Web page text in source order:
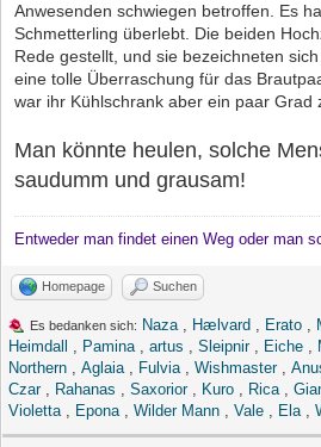
Anwesenden schwiegen betroffen. Es
Schmetterling überlebt. Die beiden
Rede gestellt, und sie bezeichneten
eine tolle Überraschung für das
war ihr Kühlschrank aber ein paar Grad
Man könnte heulen, solche
saudumm und grausam!
Entweder man findet einen Weg oder man
Homepage Suchen
Es bedanken sich: Naza, Hælvard , Erato ,
Heimdall
, Pamina, artus , Sleipnir, Eiche ,
Northern , Aglaia, Fulvia, Wishmaster,
Czar, Rahanas , Saxorior, Kuro , Rica,
Violetta, Epona, Wilder Mann , Vale , Ela,